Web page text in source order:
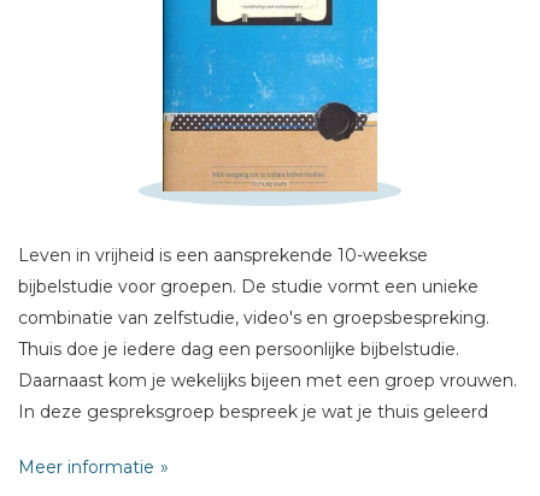
Leven in vrijheid is een aansprekende 10-weekse
bijbelstudie voor groepen. De studie vormt een unieke
combinatie van zelfstudie, video's en groepsbespreking.
Thuis doe je iedere dag een persoonlijke bijbelstudie.
Daarnaast kom je wekelijks bijeen met een groep vrouwen.
In deze gespreksgroep bespreek je wat je thuis geleerd
samen naar onderwijs van Beth Moore.
Meer informatie
Schrijf hieronder je review!
E-mail *
Titel *